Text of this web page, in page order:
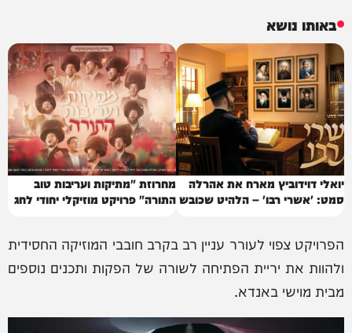
באותו נושא
יואלי דוידוביץ מארח את אהרלה
סמט: 'אשרי רבו' – הלהיט שכובש
מחרוזת "מתיקות ועריבות טוב
התורה" פרויקט מוזיקלי יחודי לחג
הפרויקט צפוי לעורר עניין רב בקרב חובבי המוזיקה החסידית
ולהוות את יריית הפתיחה לשורה של הפקות ותכנים נוספים
מבית מוישי באנדא.